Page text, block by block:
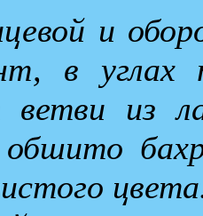
и
в углах
ветви из